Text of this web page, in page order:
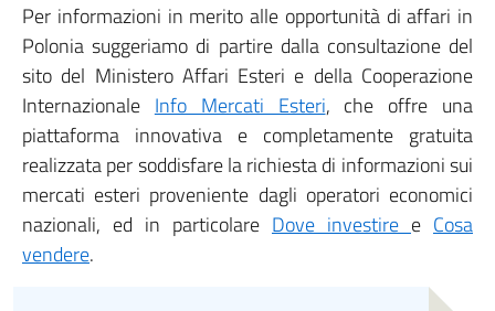
Per informazioni in merito alle opportunità di affari in
Polonia suggeriamo di partire dalla consultazione del
sito del Ministero Affari Esteri e della Cooperazione
Internazionale Info Mercati Esteri, che offre una
piattaforma innovativa e completamente gratuita
realizzata per soddisfare la richiesta di informazioni sui
mercati esteri proveniente dagli operatori economici
nazionali, ed in particolare Dove investire e Cosa
vendere.